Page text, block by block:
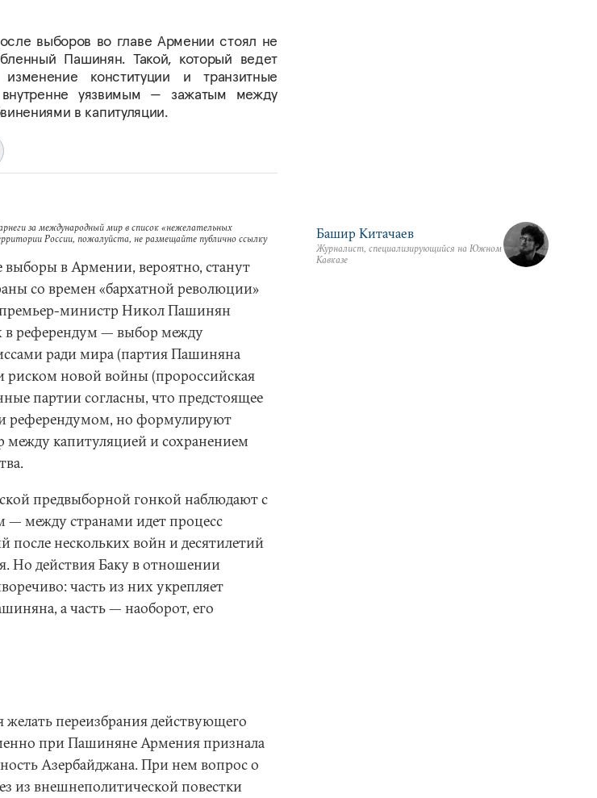
выборов во главе Армении стоял не
Пашинян. Такой, который ведет
конституции и транзитные
уязвимым — зажатым между
в капитуляции.
за международный мир в список «нежелательных
России, пожалуйста, не размещайте публично ссылку
в Армении, вероятно, станут
со времен «бархатной революции»
министр Никол Пашинян
в референдум — выбор между
ради мира (партия Пашиняна
риском новой войны (пророссийская
партии согласны, что предстоящее
референдумом, но формулируют
между капитуляцией и сохранением
предвыборной гонкой наблюдают с
— между странами идет процесс
нескольких войн и десятилетий
Но действия Баку в отношении
часть из них укрепляет
а часть — наоборот, его
желать переизбрания действующего
при Пашиняне Армения признала
Азербайджана. При нем вопрос о
из внешнеполитической повестки
Башир Китачаев
Журналист, специализирующийся на Южном
Кавказе